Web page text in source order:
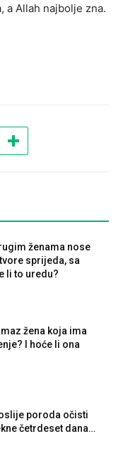
a Allah najbolje zna.
ženama nose
sprijeda, sa
li to uredu?
žena koja ima
I hoće li ona
poroda očisti
četrdeset dana…